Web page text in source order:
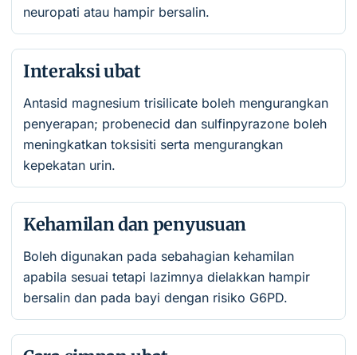
neuropati atau hampir bersalin.
Interaksi ubat
Antasid magnesium trisilicate boleh mengurangkan
penyerapan; probenecid dan sulfinpyrazone boleh
meningkatkan toksisiti serta mengurangkan
kepekatan urin.
Kehamilan dan penyusuan
Boleh digunakan pada sebahagian kehamilan
apabila sesuai tetapi lazimnya dielakkan hampir
bersalin dan pada bayi dengan risiko G6PD.